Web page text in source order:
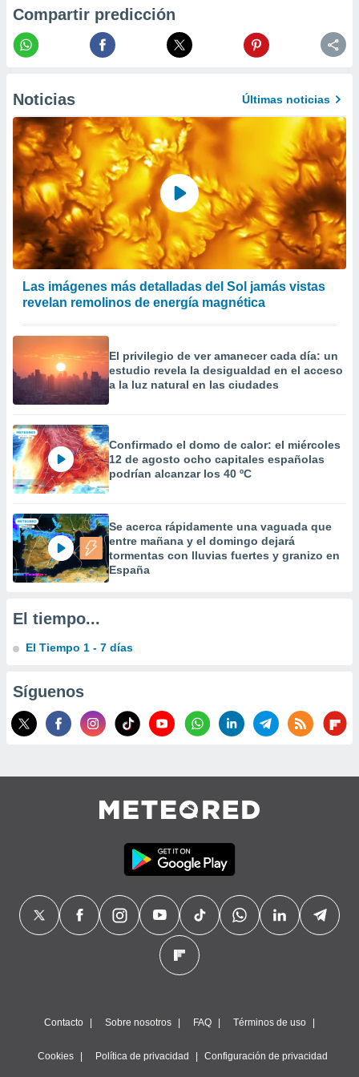
crear un
contenido
medir el
de la
el
del
de
o a través
de
de
de
uso de
con el
e
mediante
publicidad
de
1199
Compartir predicción
Noticias Últimas noticias
Las imágenes más detalladas del Sol jamás vistas
revelan remolinos de energía magnética
El privilegio de ver amanecer cada día: un
estudio revela la desigualdad en el acceso
a la luz natural en las ciudades
Confirmado el domo de calor: el miércoles
12 de agosto ocho capitales españolas
podrían alcanzar los 40 ºC
Se acerca rápidamente una vaguada que
entre mañana y el domingo dejará
tormentas con lluvias fuertes y granizo en
España
El tiempo...
El Tiempo 1 - 7 días
Síguenos
Contacto Sobre nosotros FAQ Términos de uso
Cookies Política de privacidad Configuración de privacidad